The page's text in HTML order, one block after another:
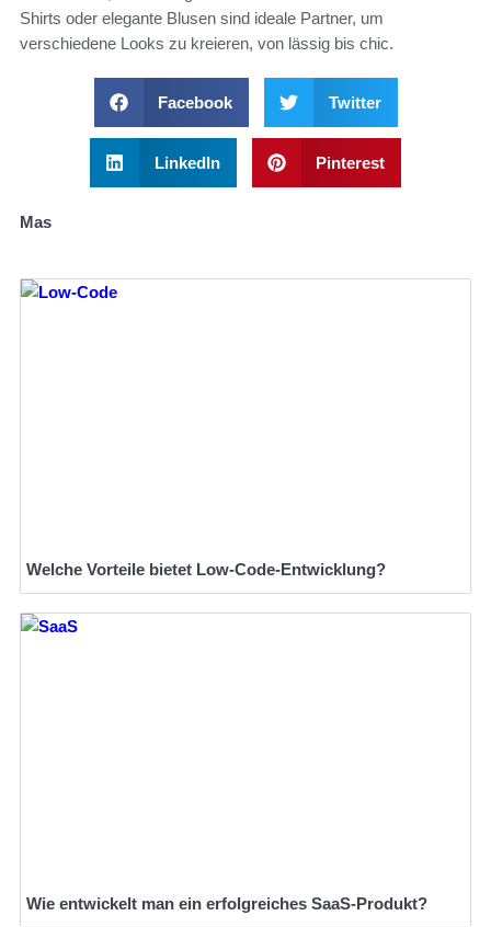
Shirts oder elegante Blusen sind ideale Partner, um
verschiedene Looks zu kreieren, von lässig bis chic.
Facebook Twitter
LinkedIn Pinterest
Mas
Welche Vorteile bietet Low-Code-Entwicklung?
Wie entwickelt man ein erfolgreiches SaaS-Produkt?